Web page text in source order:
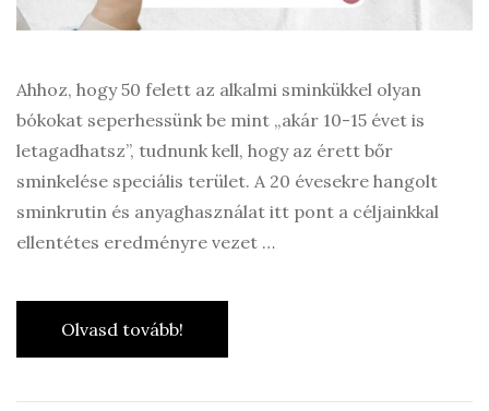
Ahhoz, hogy 50 felett az alkalmi sminkükkel olyan
bókokat seperhessünk be mint „akár 10-15 évet is
letagadhatsz”, tudnunk kell, hogy az érett bőr
sminkelése speciális terület. A 20 évesekre hangolt
sminkrutin és anyaghasználat itt pont a céljainkkal
ellentétes eredményre vezet …
Olvasd tovább!